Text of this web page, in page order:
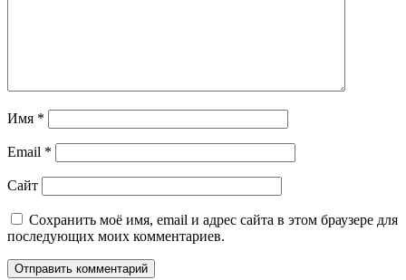
Имя *
Email *
Сайт
Сохранить моё имя, email и адрес сайта в этом браузере для
последующих моих комментариев.